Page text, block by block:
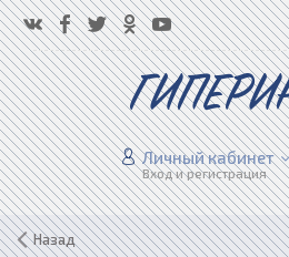
Личный кабинет
Вход и регистрация
Назад